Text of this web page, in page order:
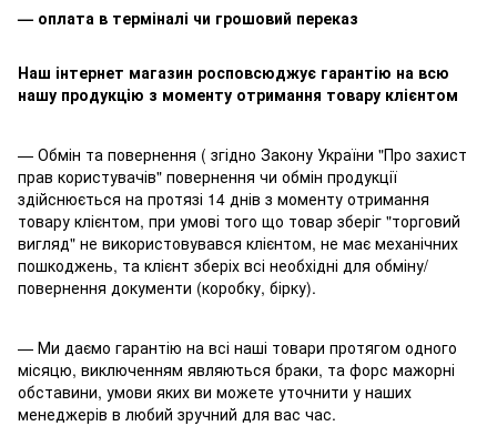
— оплата в терміналі чи грошовий переказ
Наш інтернет магазин росповсюджує гарантію на всю
нашу продукцію з моменту отримання товару клієнтом
— Обмін та повернення ( згідно Закону України "Про захист
прав користувачів" повернення чи обмін продукції
здійснюється на протязі 14 днів з моменту отримання
товару клієнтом, при умові того що товар зберіг "торговий
вигляд" не використовувався клієнтом, не має механічних
пошкоджень, та клієнт зберіх всі необхідні для обміну/
повернення документи (коробку, бірку).
— Ми даємо гарантію на всі наші товари протягом одного
місяцю, виключенням являються браки, та форс мажорні
обставини, умови яких ви можете уточнити у наших
менеджерів в любий зручний для вас час.